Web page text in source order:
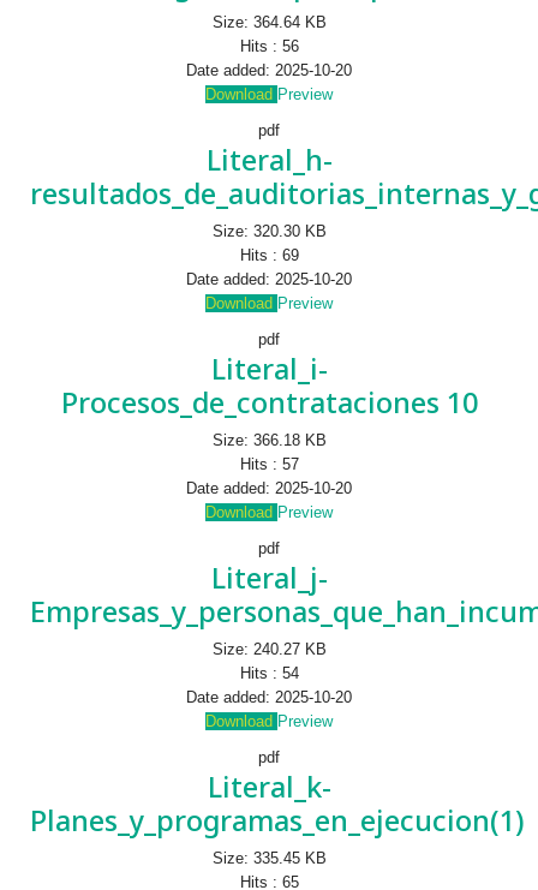
Size: 364.64 KB
Hits : 56
Date added: 2025-10-20
Download Preview
pdf
Literal_h-
Size: 320.30 KB
Hits : 69
Date added: 2025-10-20
Download Preview
pdf
Literal_i-
Procesos_de_contrataciones 10
Size: 366.18 KB
Hits : 57
Date added: 2025-10-20
Download Preview
pdf
Literal_j-
Size: 240.27 KB
Hits : 54
Date added: 2025-10-20
Download Preview
pdf
Literal_k-
Planes_y_programas_en_ejecucion(1)
Size: 335.45 KB
Hits : 65